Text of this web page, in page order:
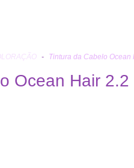
- Tintura da Cabelo
Ocean Hair 2.2